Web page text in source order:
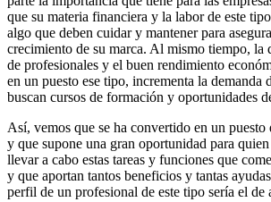
que su materia financiera y la labor de este
algo que deben cuidar y mantener para
crecimiento de su marca. Al mismo tiempo, la
de profesionales y el buen rendimiento
en un puesto ese tipo, incrementa la demanda
buscan cursos de formación y oportunidades
Así, vemos que se ha convertido en un puesto
y que supone una gran oportunidad para quien
llevar a cabo estas tareas y funciones que
y que aportan tantos beneficios y tantas
perfil de un profesional de este tipo sería el de